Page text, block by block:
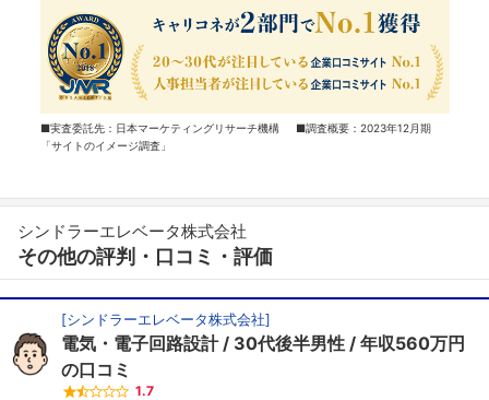
■実査委託先：日本マーケティングリサーチ機構 ■調査概要：2023年12月期
「サイトのイメージ調査」
シンドラーエレベータ株式会社
その他の評判・口コミ・評価
[シンドラーエレベータ株式会社]
電気・電子回路設計 30代後半男性
年収560万円
の口コミ
1.7